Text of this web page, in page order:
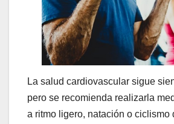
La salud cardiovascular sigue
pero se recomienda realizarla
a ritmo ligero, natación o ciclismo